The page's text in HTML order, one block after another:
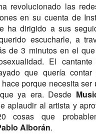
revolucionado las
en su cuenta de
ha dirigido a sus
escucharle, a
de 3 minutos en el
El
que quería
porque necesita ser
ya era. Desde
aplaudir al artista y
cosas que
Alborán.